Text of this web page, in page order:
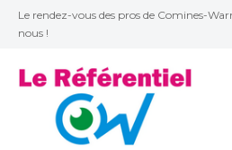
Le rendez-vous des pros de Comines-
nous !